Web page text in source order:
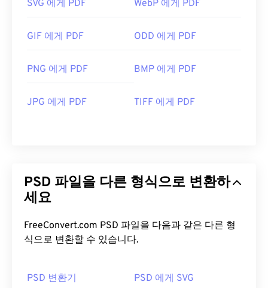
SVG 에게 PDF WebP 에게 PDF
GIF 에게 PDF ODD 에게 PDF
PNG 에게 PDF BMP 에게 PDF
JPG 에게 PDF TIFF 에게 PDF
PSD 파일을 다른 형식으로 변환하
세요
FreeConvert.com PSD 파일을 다음과 같은 다른 형
식으로 변환할 수 있습니다.
PSD 변환기 PSD 에게 SVG